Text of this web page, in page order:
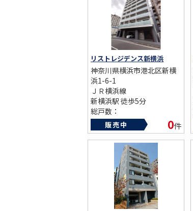
リストレジデンス新横浜
神奈川県横浜市港北区新横
浜1-6-1
ＪＲ横浜線
新横浜駅 徒歩5分
総戸数：
築年数：2012年
販売中 0件